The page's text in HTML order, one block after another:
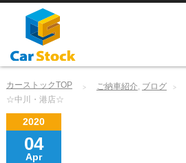
カーストックTOP ご納車紹介 ブログ
☆中川・港店☆
2020
04
Apr